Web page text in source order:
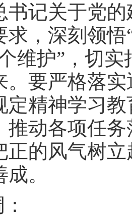
书记关于党
求，深刻领
维护”，切
。要严格落
定精神学习
推动各项任
正的风气树
。